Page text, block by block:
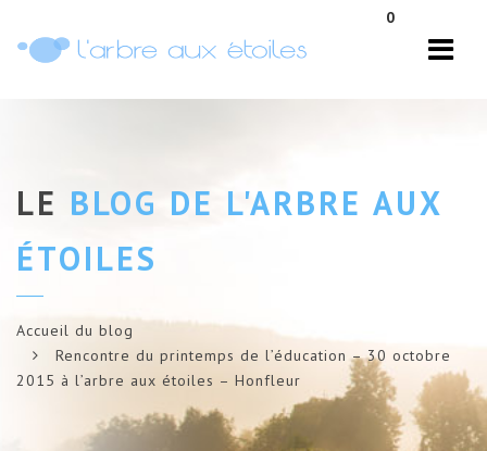
0
LE BLOG DE L'ARBRE AUX
ÉTOILES
Accueil du blog
Rencontre du printemps de l’éducation – 30 octobre
2015 à l’arbre aux étoiles – Honfleur